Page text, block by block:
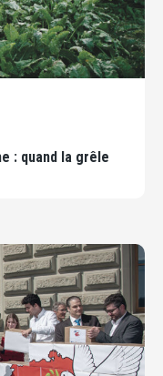
: quand la grêle